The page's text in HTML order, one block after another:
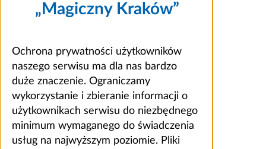
„Magiczny Kraków”
Ochrona prywatności użytkowników
naszego serwisu ma dla nas bardzo
duże znaczenie. Ograniczamy
wykorzystanie i zbieranie informacji o
użytkownikach serwisu do niezbędnego
minimum wymaganego do świadczenia
usług na najwyższym poziomie. Pliki